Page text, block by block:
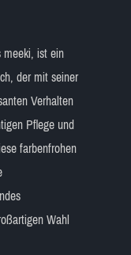
ist ein
der mit seiner
Verhalten
Pflege und
farbenfrohen
Wahl